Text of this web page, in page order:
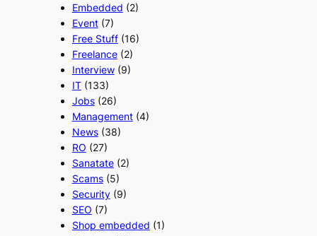
Embedded (2)
Event(7)
Free Stuff(16)
Freelance(2)
Interview(9)
IT(133)
Jobs(26)
Management(4)
News(38)
RO (27)
Sanatate(2)
Scams(5)
Security(9)
SEO (7)
Shop embedded (1)